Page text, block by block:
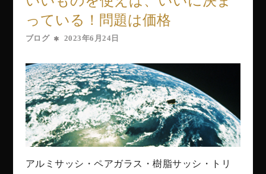
っている！問題は価格
ブログ 2023年6月24日
アルミサッシ・ペアガラス・樹脂サッシ・トリ